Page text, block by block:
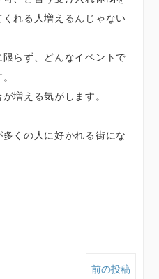
れる人増えるんじゃない
らず、どんなイベントで
増える気がします。
くの人に好かれる街にな
前の投稿